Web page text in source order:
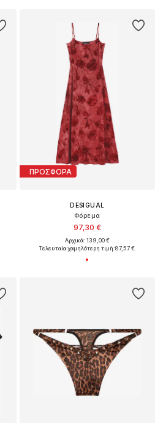
ΠΡΟΣΦΟΡΑ
DESIGUAL
Φόρεμα
97,30 €
Αρχικά: 139,00 €
Τελευταία χαμηλότερη τιμή:87,57 €